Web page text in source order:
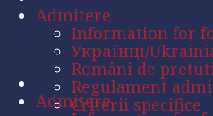
Admitere
Information for
Українці/
Români de
Regulament
Criterii specifice
Admitere